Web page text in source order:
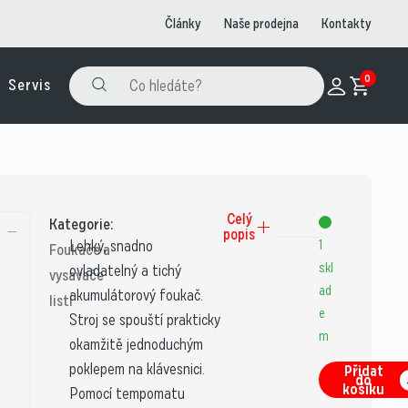
Články Naše prodejna Kontakty
Servis 0
Kategorie:
Foukače a
vysavače
listí
Lehký, snadno
ovladatelný a tichý
akumulátorový foukač.
Stroj se spouští prakticky
okamžitě jednoduchým
poklepem na klávesnici.
Pomocí tempomatu
Celý
popis
1
skl
ad
e
m
Přidat
do
košíku